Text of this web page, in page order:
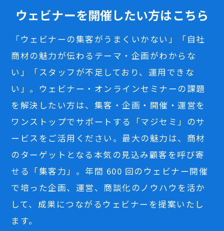
ウェビナーを開催したい方はこちら
「ウェビナーの集客がうまくいかない」「自社
商材の魅力が伝わるテーマ・企画がわからな
い」「スタッフが不足しており、運用できな
い」。ウェビナー・オンラインセミナーの課題
を解決したい方は、集客・企画・開催・運営を
ワンストップでサポートする「マジセミ」のサ
ービスをご活用ください。最大の魅力は、商材
のターゲットとなる本気の見込み顧客を呼び寄
せる「集客力」。年間 600 回のウェビナー開催
で培った企画、運営、商談化のノウハウを活か
して、成果につながるウェビナーを提案いたし
ます。